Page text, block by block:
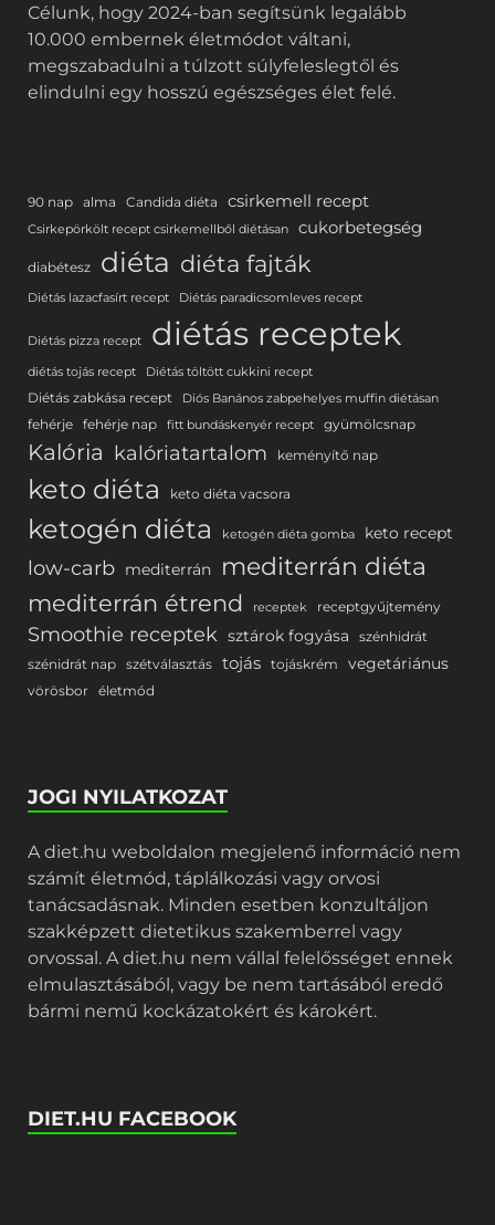
Célunk, hogy 2024-ban segítsünk legalább
10.000 embernek életmódot váltani,
megszabadulni a túlzott súlyfeleslegtől és
elindulni egy hosszú egészséges élet felé.
90 nap alma Candida diéta csirkemell recept
Csirkepörkölt recept csirkemellből diétásan cukorbetegség
diabétesz diéta diéta fajták
Diétás lazacfasírt recept Diétás paradicsomleves recept
Diétás pizza recept diétás receptek
diétás tojás recept Diétás töltött cukkini recept
Diétás zabkása recept Diós Banános zabpehelyes muffin diétásan
fehérje fehérje nap fitt bundáskenyér recept gyümölcsnap
Kalória kalóriatartalom keményítő nap
keto diéta keto diéta vacsora
ketogén diéta ketogén diéta gomba keto recept
low-carb mediterrán mediterrán diéta
mediterrán étrend receptek receptgyűjtemény
Smoothie receptek sztárok fogyása
szénhidrát
szénidrát nap szétválasztás tojás tojáskrém vegetáriánus
vörösbor életmód
JOGI NYILATKOZAT
A diet.hu weboldalon megjelenő információ nem
számít életmód, táplálkozási vagy orvosi
tanácsadásnak. Minden esetben konzultáljon
szakképzett dietetikus szakemberrel vagy
orvossal. A diet.hu nem vállal felelősséget ennek
elmulasztásából, vagy be nem tartásából eredő
bármi nemű kockázatokért és károkért.
DIET.HU FACEBOOK